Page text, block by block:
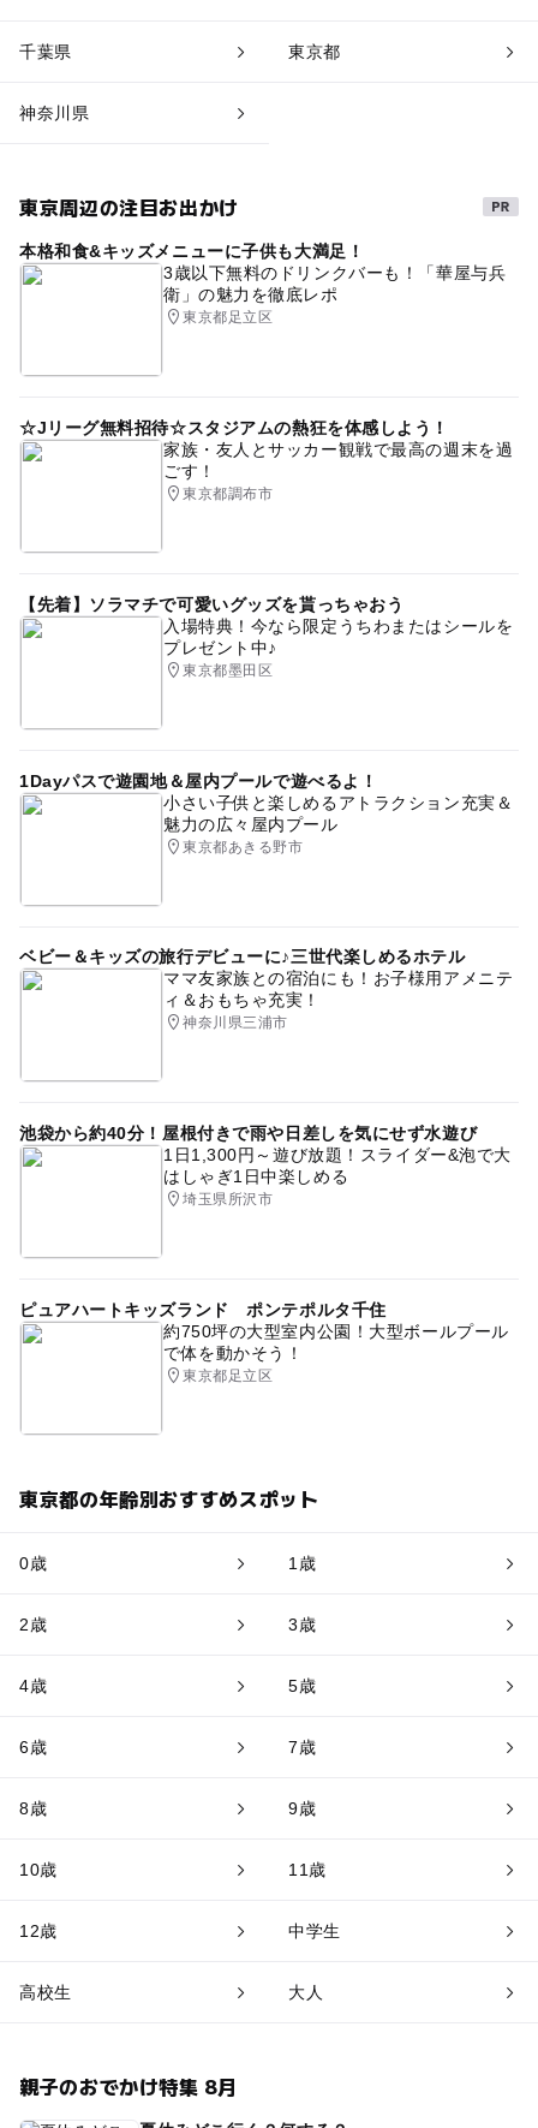
千葉県 東京都
神奈川県
東京周辺の注目お出かけ
本格和食&キッズメニューに子供も大満足！
3歳以下無料のドリンクバーも！「華屋与兵
衛」の魅力を徹底レポ
東京都足立区
☆Jリーグ無料招待☆スタジアムの熱狂を体感しよう！
家族・友人とサッカー観戦で最高の週末を過
ごす！
東京都調布市
【先着】ソラマチで可愛いグッズを貰っちゃおう
入場特典！今なら限定うちわまたはシールを
プレゼント中♪
東京都墨田区
1Dayパスで遊園地＆屋内プールで遊べるよ！
小さい子供と楽しめるアトラクション充実＆
魅力の広々屋内プール
東京都あきる野市
ベビー＆キッズの旅行デビューに♪三世代楽しめるホテル
ママ友家族との宿泊にも！お子様用アメニテ
ィ＆おもちゃ充実！
神奈川県三浦市
池袋から約40分！屋根付きで雨や日差しを気にせず水遊び
1日1,300円～遊び放題！スライダー&泡で大
はしゃぎ1日中楽しめる
埼玉県所沢市
ピュアハートキッズランド ポンテポルタ千住
約750坪の大型室内公園！大型ボールプール
で体を動かそう！
東京都足立区
東京都の年齢別おすすめスポット
0歳 1歳
2歳 3歳
4歳 5歳
6歳 7歳
8歳 9歳
10歳 11歳
12歳 中学生
高校生 大人
親子のおでかけ特集 8月